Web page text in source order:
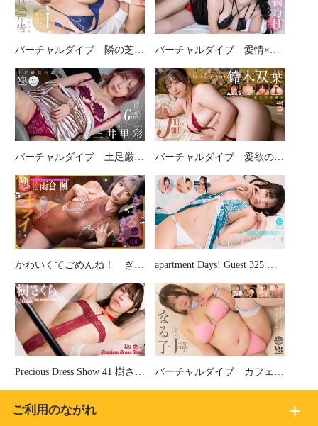
バーチャルダイブ 隣の芝は桃色吐息 森脇芹渚 バーチャルダイブ 愛情×グラマラス 笹井絢乃
バーチャルダイブ 土足厳禁の誘惑 三井里彩 バーチャルダイブ 愛欲の逃避行 鈴木双葉
ご利用のながれ